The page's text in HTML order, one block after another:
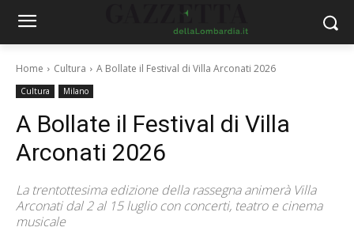
Home Cultura A Bollate il Festival di Villa Arconati 2026
Cultura Milano
A Bollate il Festival di Villa
Arconati 2026
La trentottesima edizione della rassegna animerà Villa
Arconati dal 2 al 15 luglio con concerti, teatro e cinema
musicale